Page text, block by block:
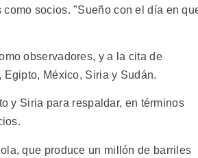
socios. "Sueño con el día en
observadores, y a la cita de
México, Siria y Sudán.
y Siria para respaldar, en términos
que produce un millón de barriles